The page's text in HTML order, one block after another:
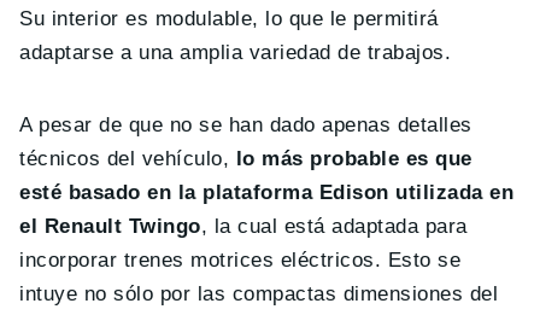
Su interior es modulable, lo que le permitirá
adaptarse a una amplia variedad de trabajos.
A pesar de que no se han dado apenas detalles
técnicos del vehículo, lo más probable es que
esté basado en la plataforma Edison utilizada en
el Renault Twingo, la cual está adaptada para
incorporar trenes motrices eléctricos. Esto se
intuye no sólo por las compactas dimensiones del